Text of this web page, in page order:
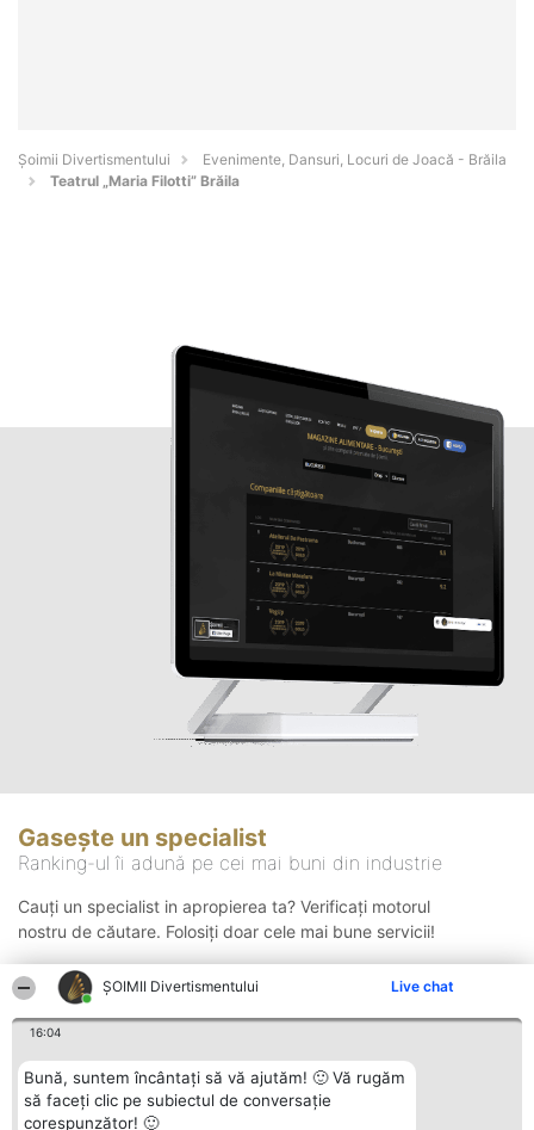
ŞOIMII Divertismentului Live chat
16:04
Bună, suntem încântați să vă ajutăm! 🙂 Vă rugăm
să faceți clic pe subiectul de conversație
corespunzător! 🙂
Şoimii Divertismentului
Evenimente, Dansuri, Locuri de Joacă - Brăila
Teatrul „Maria Filotti” Brăila
Gasește un specialist
Ranking-ul îi adună pe cei mai buni din industrie
Cauți un specialist in apropierea ta? Verificați motorul
nostru de căutare. Folosiți doar cele mai bune servicii!